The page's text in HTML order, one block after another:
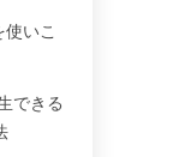
いこ
できる